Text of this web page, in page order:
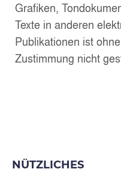
Grafiken,
Texte in anderen
Publikationen ist
Zustimmung nicht
NÜTZLICHES